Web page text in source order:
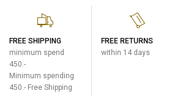
FREE SHIPPING
minimum spend
450.-
Minimum spending
450.- Free Shipping
FREE RETURNS
within 14 days